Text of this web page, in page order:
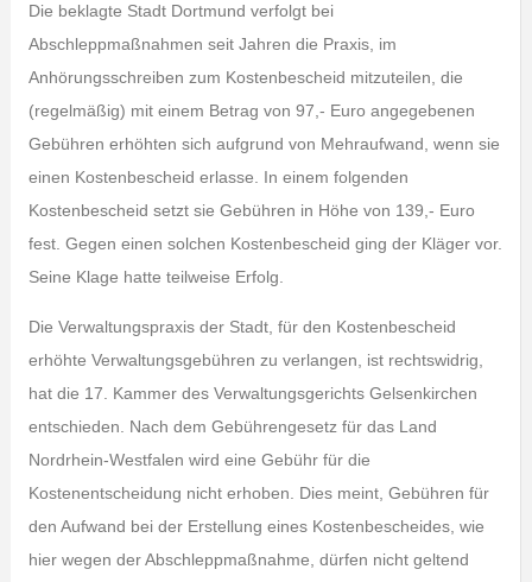
Die beklagte Stadt Dortmund verfolgt bei
Abschleppmaßnahmen seit Jahren die Praxis, im
Anhörungsschreiben zum Kostenbescheid mitzuteilen, die
(regelmäßig) mit einem Betrag von 97,- Euro angegebenen
Gebühren erhöhten sich aufgrund von Mehraufwand, wenn sie
einen Kostenbescheid erlasse. In einem folgenden
Kostenbescheid setzt sie Gebühren in Höhe von 139,- Euro
fest. Gegen einen solchen Kostenbescheid ging der Kläger vor.
Seine Klage hatte teilweise Erfolg.
Die Verwaltungspraxis der Stadt, für den Kostenbescheid
erhöhte Verwaltungsgebühren zu verlangen, ist rechtswidrig,
hat die 17. Kammer des Verwaltungsgerichts Gelsenkirchen
entschieden. Nach dem Gebührengesetz für das Land
Nordrhein-Westfalen wird eine Gebühr für die
Kostenentscheidung nicht erhoben. Dies meint, Gebühren für
den Aufwand bei der Erstellung eines Kostenbescheides, wie
hier wegen der Abschleppmaßnahme, dürfen nicht geltend